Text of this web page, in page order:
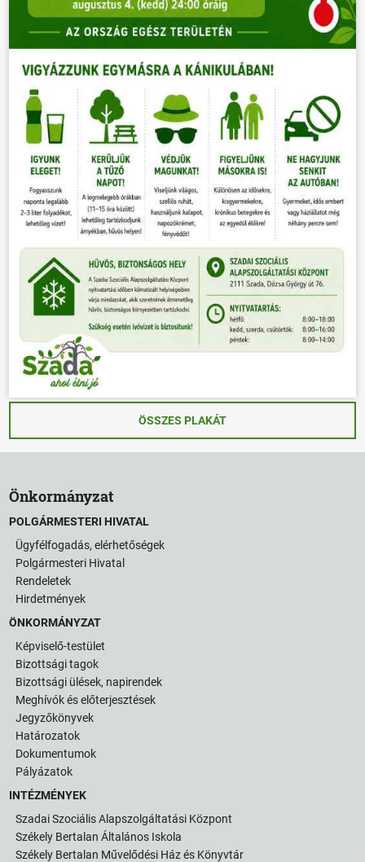
ÖSSZES PLAKÁT
Önkormányzat
POLGÁRMESTERI HIVATAL
Ügyfélfogadás, elérhetőségek
Polgármesteri Hivatal
Rendeletek
Hirdetmények
ÖNKORMÁNYZAT
Képviselő-testület
Bizottsági tagok
Bizottsági ülések, napirendek
Meghívók és előterjesztések
Jegyzőkönyvek
Határozatok
Dokumentumok
Pályázatok
INTÉZMÉNYEK
Szadai Szociális Alapszolgáltatási Központ
Székely Bertalan Általános Iskola
Székely Bertalan Művelődési Ház és Könyvtár